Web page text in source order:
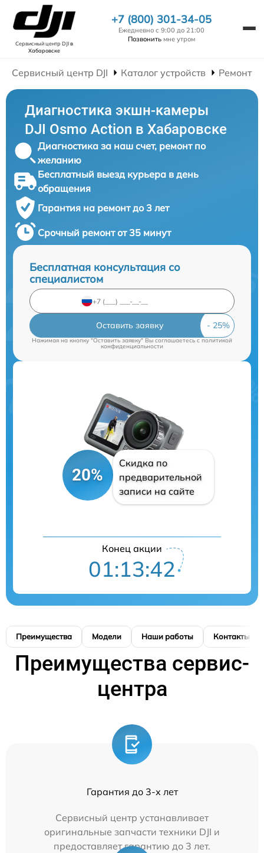
Сервисный центр DJIв
Хабаровске
+7 (800) 301-34-05
Ежедневно с 9:00 до 21:00
Позвонить мне утром
Сервисный центр DJI Каталог устройств Ремонт
Диагностика экшн-камеры
DJI Osmo Action в Хабаровске
Диагностика за наш счет, ремонт по
желанию
Бесплатный выезд курьера в день
обращения
Гарантия на ремонт до 3 лет
Срочный ремонт от 35 минут
Бесплатная консультация со
специалистом
Оставить заявку
Нажимая на кнопку "Оставить заявку" Вы соглашаетесь cполитикой
конфиденциальности
20%
Скидка по
предварительной
записи на сайте
Конец акции
01:13:41
Преимущества Модели Наши работы Контакты
Преимущества сервис-
центра
Гарантия до 3-х лет
Сервисный центр устанавливает
оригинальные запчасти техники DJI и
предоставляет гарантию до 3 лет.